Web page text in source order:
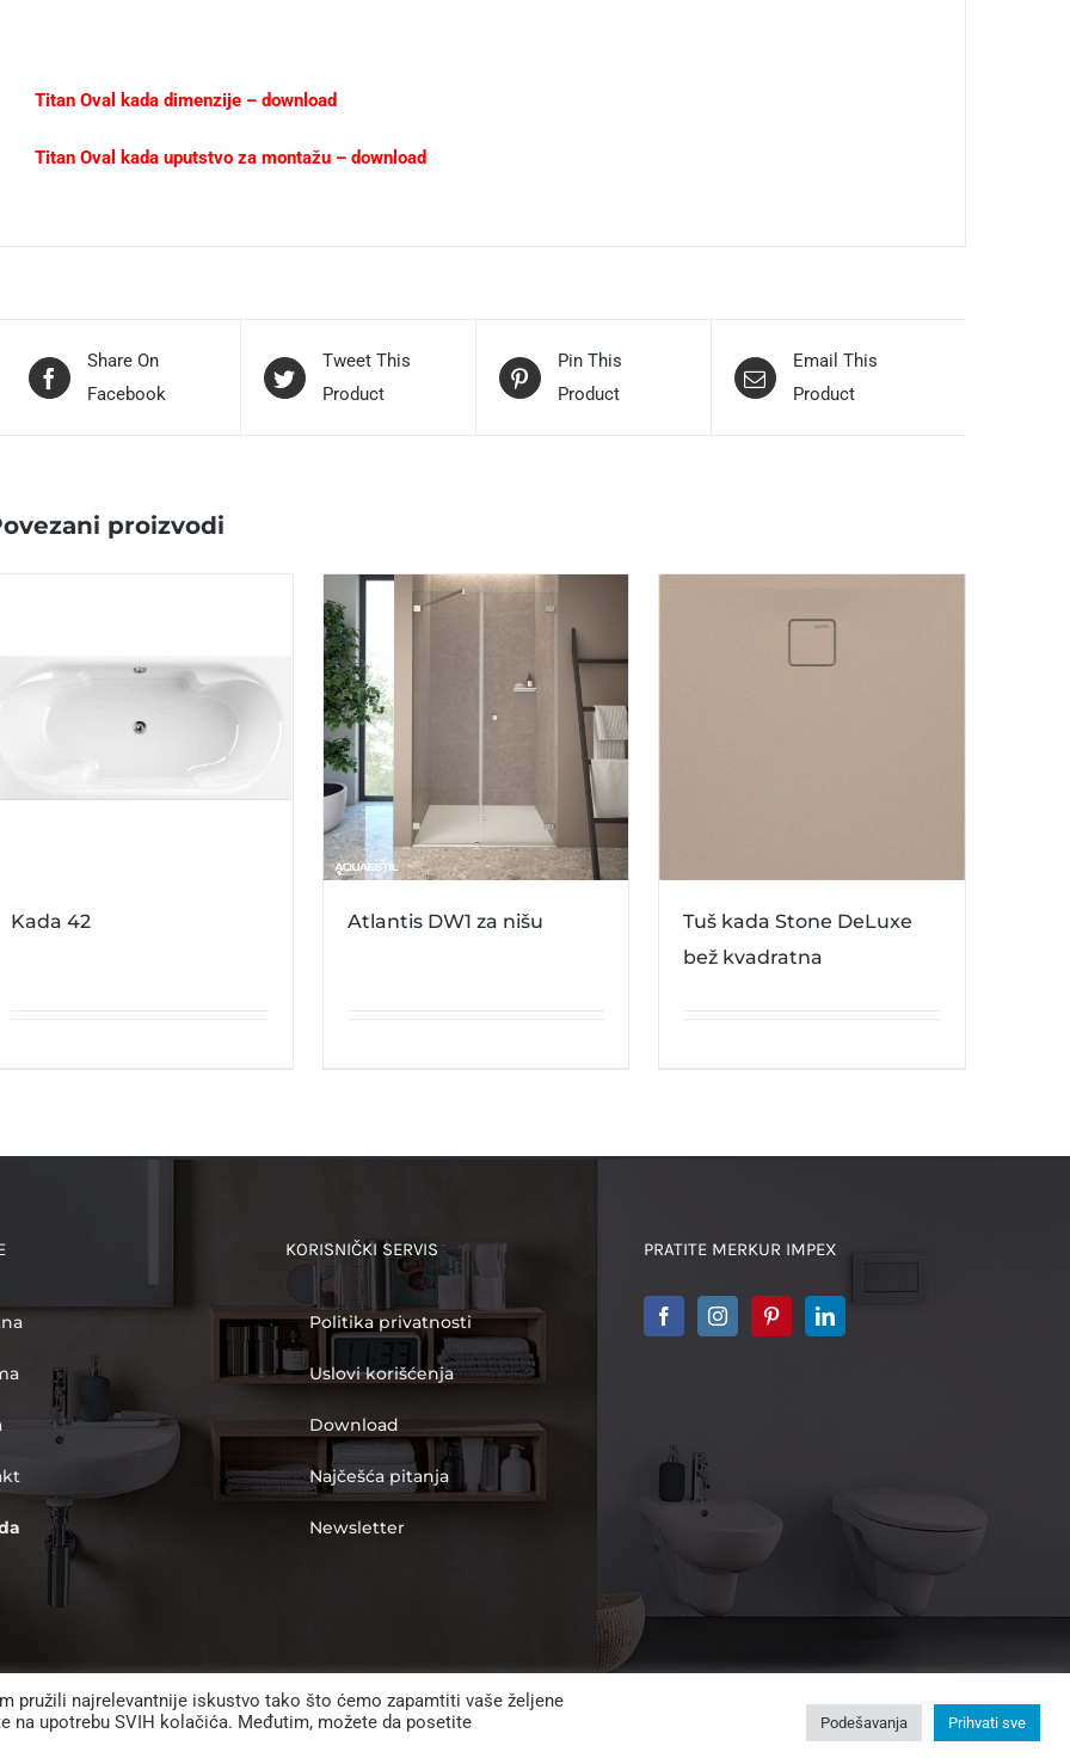
Titan Oval kada dimenzije – download
Titan Oval kada uputstvo za montažu – download
Share On
Facebook
Tweet This
Product
Pin This
Product
Email This
Product
proizvodi
Kada 42 Atlantis DW1 za nišu
Tuš kada Stone DeLuxe
bež kvadratna
KORISNIČKI SERVIS
Politika privatnosti
Uslovi korišćenja
Download
Najčešća pitanja
Newsletter
PRATITE MERKUR IMPEX
2026 | Merkur Impex d.o.o. | Sva prava zadržana |
pružili najrelevantnije iskustvo tako što ćemo zapamtiti vaše željene
na upotrebu SVIH kolačića. Međutim, možete da posetite
Podešavanja Prihvati sve